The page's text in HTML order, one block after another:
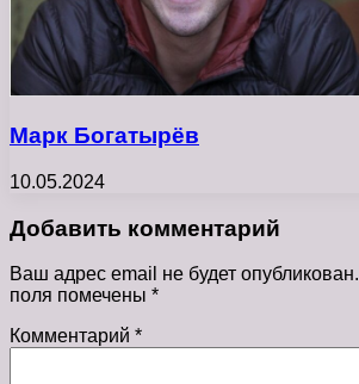
Марк Богатырёв
10.05.2024
Добавить комментарий
Ваш адрес email не будет опубликован.
поля помечены *
Комментарий *